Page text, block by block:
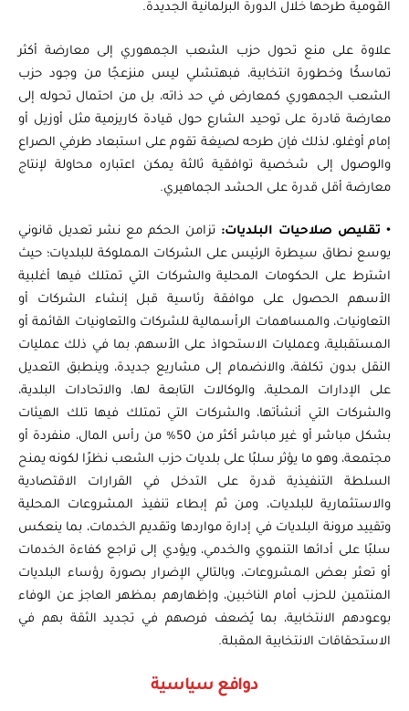
القومية طرحها خلال الدورة البرلمانية الجديدة.
علاوة على منع تحول حزب الشعب الجمهوري إلى معارضة أكثر
تماسكًا وخطورة انتخابية، فبهتشلي ليس منزعجًا من وجود حزب
الشعب الجمهوري كمعارض في حد ذاته، بل من احتمال تحوله إلى
معارضة قادرة على توحيد الشارع حول قيادة كاريزمية مثل أوزيل أو
إمام أوغلو، لذلك فإن طرحه لصيغة تقوم على استبعاد طرفي الصراع
والوصول إلى شخصية توافقية ثالثة يمكن اعتباره محاولة لإنتاج
معارضة أقل قدرة على الحشد الجماهيري.
تقليص صلاحيات البلديات: تزامن الحكم مع نشر تعديل قانوني
يوسع نطاق سيطرة الرئيس على الشركات المملوكة للبلديات؛ حيث
اشترط على الحكومات المحلية والشركات التي تمتلك فيها أغلبية
الأسهم الحصول على موافقة رئاسية قبل إنشاء الشركات أو
التعاونيات، والمساهمات الرأسمالية للشركات والتعاونيات القائمة أو
المستقبلية، وعمليات الاستحواذ على الأسهم، بما في ذلك عمليات
النقل بدون تكلفة، والانضمام إلى مشاريع جديدة، وينطبق التعديل
على الإدارات المحلية، والوكالات التابعة لها، والاتحادات البلدية،
والشركات التي أنشأتها، والشركات التي تمتلك فيها تلك الهيئات
بشكل مباشر أو غير مباشر أكثر من 50% من رأس المال، منفردة أو
مجتمعة، وهو ما يؤثر سلبًا على بلديات حزب الشعب نظرًا لكونه يمنح
السلطة التنفيذية قدرة على التدخل في القرارات الاقتصادية
والاستثمارية للبلديات، ومن ثم إبطاء تنفيذ المشروعات المحلية
وتقييد مرونة البلديات في إدارة مواردها وتقديم الخدمات، بما ينعكس
سلبًا على أدائها التنموي والخدمي، ويؤدي إلى تراجع كفاءة الخدمات
أو تعثر بعض المشروعات، وبالتالي الإضرار بصورة رؤساء البلديات
المنتمين للحزب أمام الناخبين، وإظهارهم بمظهر العاجز عن الوفاء
بوعودهم الانتخابية، بما يُضعف فرصهم في تجديد الثقة بهم في
الاستحقاقات الانتخابية المقبلة.
دوافع سياسية